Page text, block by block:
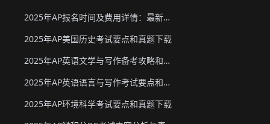
2025年AP报名时间及费用详情：最新香港、韩国、新加坡二轮报名信息
2025年AP美国历史考试要点和真题下载
2025年AP英语文学与写作备考攻略和真题下载
2025年AP英语语言与写作考试要点和真题下载
2025年AP环境科学考试要点和真题下载